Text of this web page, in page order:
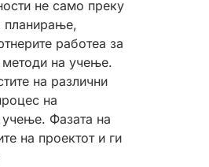
не само преку
планирање,
работеа за
методи на учење.
на различни
на
учење. Фазата на
на проектот и ги